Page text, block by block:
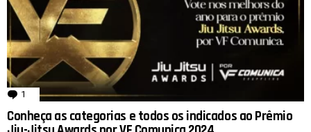
1 comentário
Conheça as categorias e todos os indicados ao Prêmio